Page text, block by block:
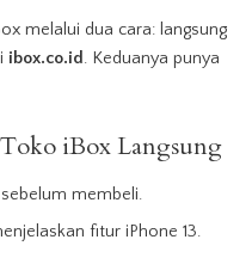
melalui dua cara: langsung
ibox.co.id. Keduanya punya
iBox Langsung
membeli.
fitur iPhone 13.